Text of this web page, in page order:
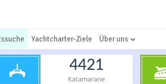
Yachtcharter-Ziele Über uns
4421
Katamarane